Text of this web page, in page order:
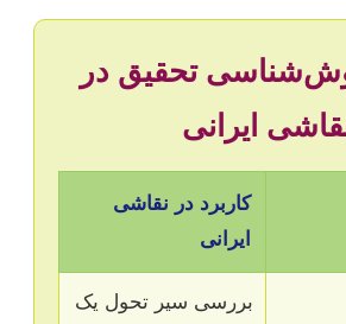
تحقیق در
ایرانی
کاربرد در نقاشی
ایرانی
بررسی سیر تحول یک